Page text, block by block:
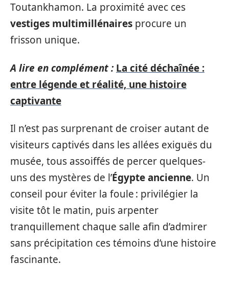
Toutankhamon. La proximité avec ces
vestiges multimillénaires procure un
frisson unique.
A lire en complément : La cité déchaînée :
entre légende et réalité, une histoire
captivante
Il n’est pas surprenant de croiser autant de
visiteurs captivés dans les allées exiguës du
musée, tous assoiffés de percer quelques-
uns des mystères de l’Égypte ancienne. Un
conseil pour éviter la foule : privilégier la
visite tôt le matin, puis arpenter
tranquillement chaque salle afin d’admirer
sans précipitation ces témoins d’une histoire
fascinante.